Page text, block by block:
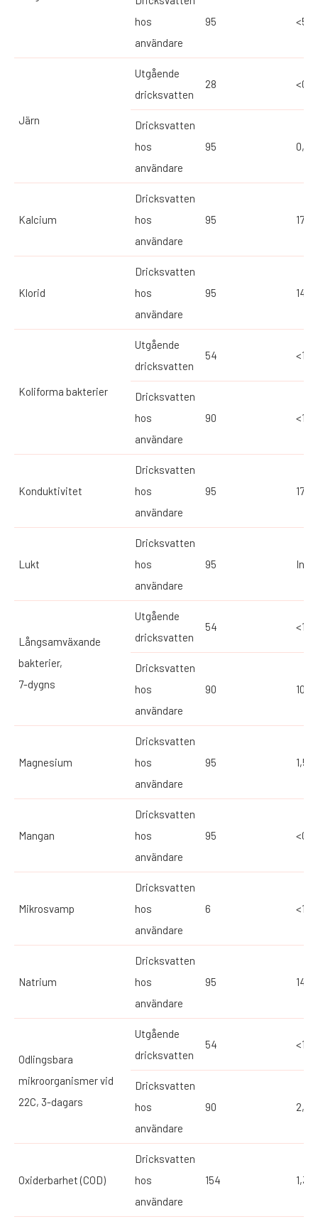
hos
användare
95 <5
Järn
Utgående
dricksvatten
28
Dricksvatten
hos
användare
95 0,08
Kalcium
Dricksvatten
hos
användare
95 17
Klorid
Dricksvatten
hos
användare
95 14,9
Koliforma bakterier
Utgående
dricksvatten
54 <1
Dricksvatten
hos
användare
90 <1
Konduktivitet
Dricksvatten
hos
användare
95 17
Lukt
Dricksvatten
hos
användare
95
Långsamväxande
bakterier,
7-dygns
Utgående
dricksvatten
54 <10
Dricksvatten
hos
användare
90 10
Magnesium
Dricksvatten
hos
användare
95 1,58
Mangan
Dricksvatten
hos
användare
95
Mikrosvamp
Dricksvatten
hos
användare
6 <10
Natrium
Dricksvatten
hos
användare
95 14,9
Odlingsbara
mikroorganismer vid
22C, 3-dagars
Utgående
dricksvatten
54 <1
Dricksvatten
hos
användare
90 2,5
Oxiderbarhet (COD)
Dricksvatten
hos
användare
154 1,3